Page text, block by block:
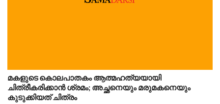
മകളുടെ കൊലപാതകം ആത്മഹത്യയായി
ചിത്രീകരിക്കാൻ ശ്രമം; അച്ഛനെയും മരുമകനെയും
കുടുക്കിയത് ചിത്രം